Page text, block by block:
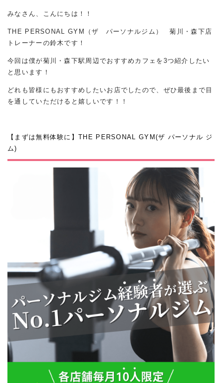
みなさん、こんにちは！！
THE PERSONAL GYM（ザ パーソナルジム） 菊川・森下店
トレーナーの鈴木です！
今回は僕が菊川・森下駅周辺でおすすめカフェを3つ紹介したい
と思います！
どれも皆様にもおすすめしたいお店でしたので、ぜひ最後まで目
を通していただけると嬉しいです！！
【まずは無料体験に】THE PERSONAL GYM(ザ パーソナル ジ
ム)